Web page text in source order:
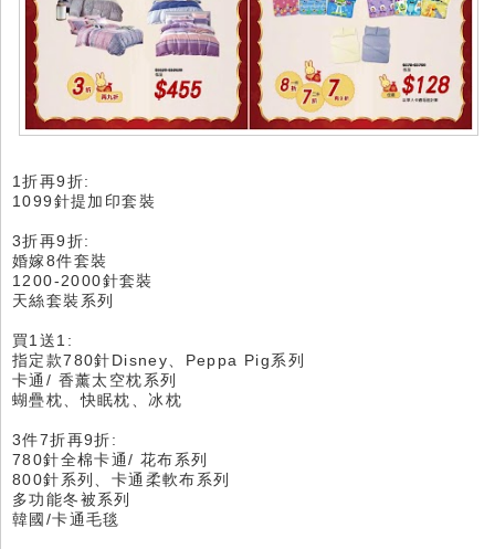
1折再9折:
1099針提加印套裝
3折再9折:
婚嫁8件套裝
1200-2000針套裝
天絲套裝系列
買1送1:
指定款780針Disney、Peppa Pig系列
卡通/ 香薰太空枕系列
蝴疊枕、快眠枕、冰枕
3件7折再9折:
780針全棉卡通/ 花布系列
800針系列、卡通柔軟布系列
多功能冬被系列
韓國/卡通毛毯